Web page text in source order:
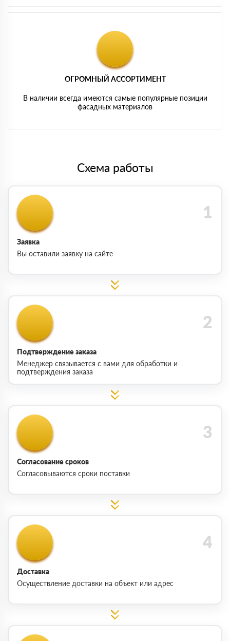
ОГРОМНЫЙ АССОРТИМЕНТ
В наличии всегда имеются самые популярные позиции
фасадных материалов
Схема работы
Заявка
Вы оставили заявку на сайте
Подтверждение заказа
Менеджер связывается с вами для обработки и
подтверждения заказа
Согласование сроков
Согласовываются сроки поставки
Доставка
Осуществление доставки на объект или адрес